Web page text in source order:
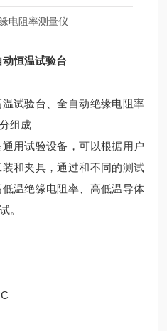
电阻率测量仪
恒温试验台
试验台、全自动绝缘电阻率
组成
通用试验设备，可以根据用户
和夹具，通过和不同的测试
温绝缘电阻率、高低温导体
。